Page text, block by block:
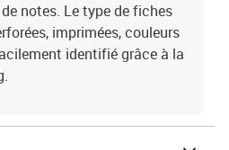
notes. Le type de fiches
imprimées, couleurs
identifié grâce à la